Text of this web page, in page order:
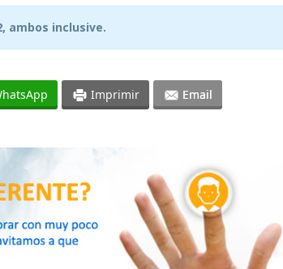
ambos inclusive.
Imprimir Email